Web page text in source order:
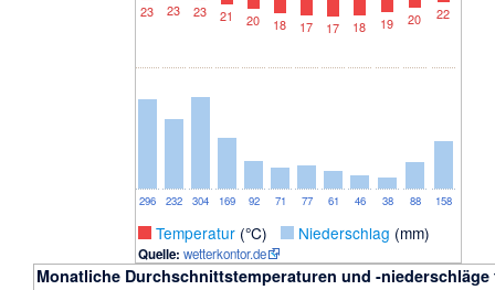
296
23
232
23
304
23
169
21
92
20
71
18
77
17
61
17
46
18
38
19
88
20
158
22
_ Temperatur(°C) _ Niederschlag (mm)
Quelle: wetterkontor.de
Monatliche Durchschnittstemperaturen und -